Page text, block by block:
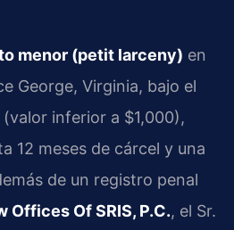
menor (petit larceny) en
George, Virginia, bajo el
(valor inferior a $1,000),
12 meses de cárcel y una
de un registro penal
Offices Of SRIS, P.C., el Sr.